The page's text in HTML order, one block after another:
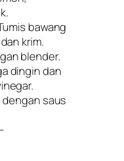
bawang
krim.
blender.
dingin dan
dengan saus